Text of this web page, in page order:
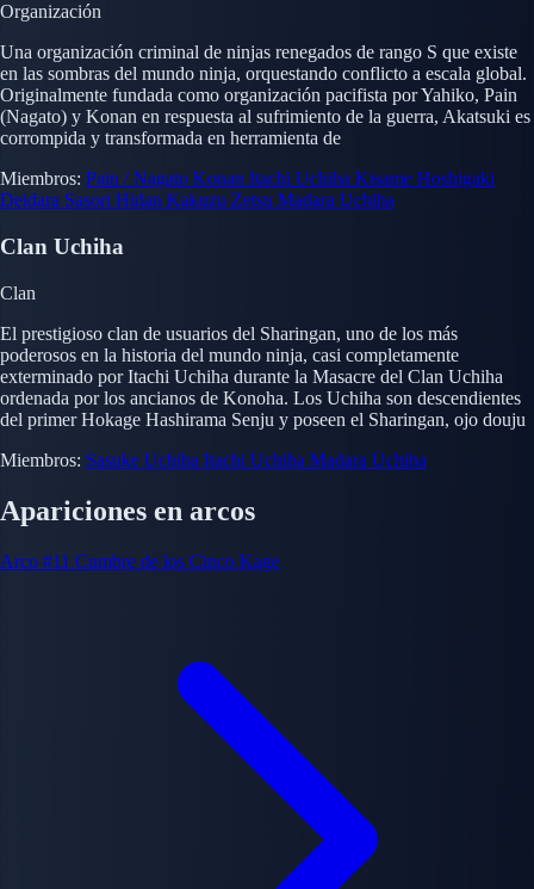
Organización
Una organización criminal de ninjas renegados de rango S que existe
en las sombras del mundo ninja, orquestando conflicto a escala global.
Originalmente fundada como organización pacifista por Yahiko, Pain
(Nagato) y Konan en respuesta al sufrimiento de la guerra, Akatsuki es
corrompida y transformada en herramienta de
Miembros: Pain / Nagato Konan Itachi Uchiha Kisame Hoshigaki
Deidara Sasori Hidan Kakuzu Zetsu Madara Uchiha
Clan Uchiha
Clan
El prestigioso clan de usuarios del Sharingan, uno de los más
poderosos en la historia del mundo ninja, casi completamente
exterminado por Itachi Uchiha durante la Masacre del Clan Uchiha
ordenada por los ancianos de Konoha. Los Uchiha son descendientes
del primer Hokage Hashirama Senju y poseen el Sharingan, ojo douju
Miembros: Sasuke Uchiha Itachi Uchiha Madara Uchiha
Apariciones en arcos
Arco #11 Cumbre de los Cinco Kage